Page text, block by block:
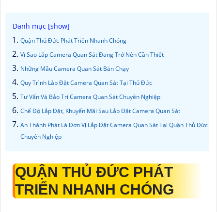
Quận Thủ Đức Phát Triển Nhanh Chóng
Vì Sao Lắp Camera Quan Sát Đang Trở Nên Cần Thiết
Những Mẫu Camera Quan Sát Bán Chạy
Quy Trình Lắp Đặt Camera Quan Sát Tại Thủ Đức
Tư Vấn Và Bảo Trì Camera Quan Sát Chuyên Nghiệp
Chế Độ Lắp Đặt, Khuyến Mãi Sau Lắp Đặt Camera Quan Sát
An Thành Phát Là Đơn Vị Lắp Đặt Camera Quan Sát Tại Quận Thủ Đức
Chuyên Nghiệp
QUẬN THỦ ĐỨC PHÁT
TRIỂN NHANH CHÓNG